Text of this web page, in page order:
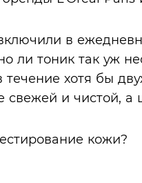
в
ли тоник так уж
хотя бы
свежей и чистой,